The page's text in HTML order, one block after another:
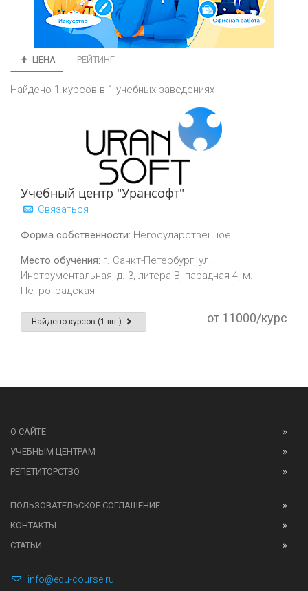
ЦЕНА РЕЙТИНГ
Найдено 1 курсов в 1 учебных заведениях
Учебный центр "Урансофт"
Связаться
Форма собственности: Негосударственное
Место обучения: г. Санкт-Петербург, ул.
Инструментальная, д. 3, литера В, парадная 4, м.
Петроградская
Найдено курсов (1 шт.) от 11000/курс
О САЙТЕ
УЧЕБНЫМ ЦЕНТРАМ
РЕПЕТИТОРСТВО
ПОЛЬЗОВАТЕЛЬСКОЕ СОГЛАШЕНИЕ
КОНТАКТЫ
СТАТЬИ
info@edu-course.ru